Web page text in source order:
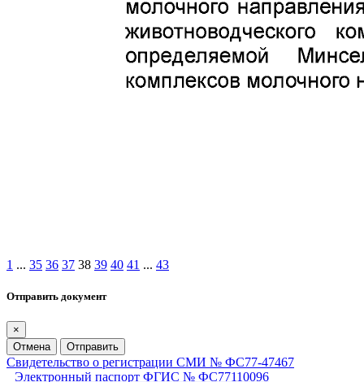
1 ... 35 36 37 38 39 40 41 ... 43
Отправить документ
×
Отмена
Отправить
Свидетельство о регистрации СМИ № ФС77-47467
Электронный паспорт ФГИС № ФС77110096